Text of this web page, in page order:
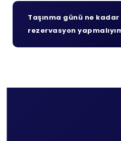
Taşınma günü ne
rezervasyon